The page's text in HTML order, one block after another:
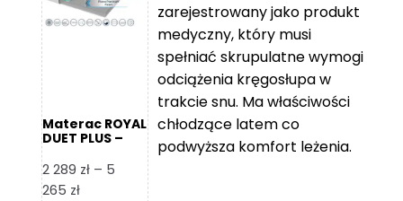
Materac ROYAL
DUET PLUS –
2 289 zł – 5
265 złZakres
zarejestrowany jako produkt
medyczny, który musi
spełniać skrupulatne wymogi
odciążenia kręgosłupa w
trakcie snu. Ma właściwości
chłodzące latem co
podwyższa komfort leżenia.